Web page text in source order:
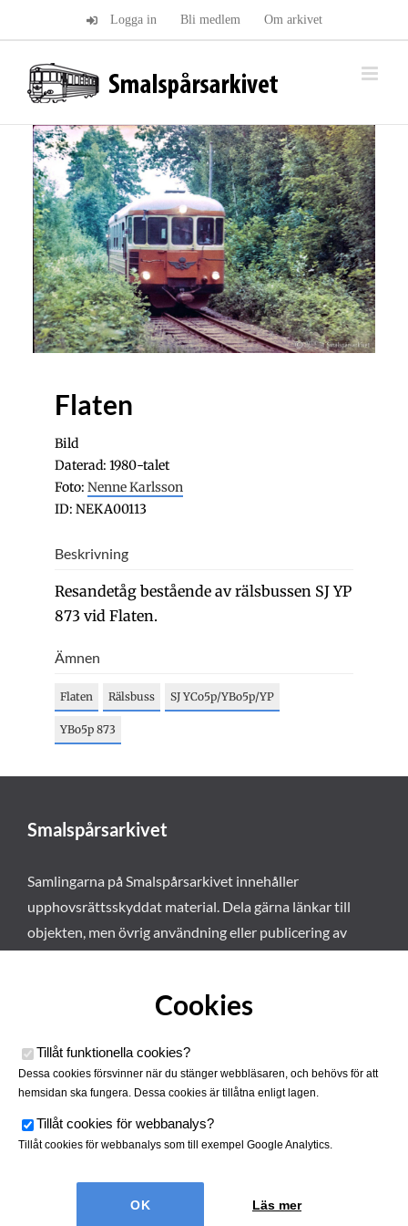
Logga in Bli medlem Om arkivet
Flaten
Bild
Daterad: 1980-talet
Foto: Nenne Karlsson
ID: NEKA00113
Beskrivning
Resandetåg bestående av rälsbussen SJ YP
873 vid Flaten.
Ämnen
Flaten Rälsbuss SJ YCo5p/YBo5p/YP
YBo5p 873
Smalspårsarkivet
Samlingarna på Smalspårsarkivet innehåller
upphovsrättsskyddat material. Dela gärna länkar till
objekten, men övrig användning eller publicering av
Smalspårsarkivet drivs av
Tjustbygdens Järnvägsförening
Cookies
Tillåt funktionella cookies?
Dessa cookies försvinner när du stänger webbläsaren, och behövs för att
hemsidan ska fungera. Dessa cookies är tillåtna enligt lagen.
Tillåt cookies för webbanalys?
Tillåt cookies för webbanalys som till exempel Google Analytics.
Läs mer